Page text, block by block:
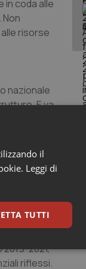
in coda alle
risorse
nazionale
E va
un
potrebbe
È
formare
2021,
riflessi.
il
Leggi di
TUTTI